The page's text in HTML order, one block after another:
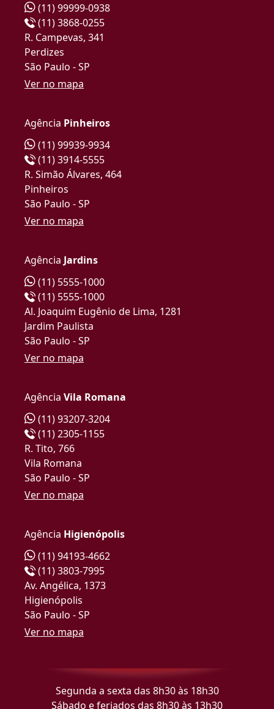
(11) 99999-0938
(11) 3868-0255
R. Campevas, 341
Perdizes
São Paulo - SP
Ver no mapa
Agência Pinheiros
(11) 99939-9934
(11) 3914-5555
R. Simão Álvares, 464
Pinheiros
São Paulo - SP
Ver no mapa
Agência Jardins
(11) 5555-1000
(11) 5555-1000
Al. Joaquim Eugênio de Lima, 1281
Jardim Paulista
São Paulo - SP
Ver no mapa
Agência Vila Romana
(11) 93207-3204
(11) 2305-1155
R. Tito, 766
Vila Romana
São Paulo - SP
Ver no mapa
Agência Higienópolis
(11) 94193-4662
(11) 3803-7995
Av. Angélica, 1373
Higienópolis
São Paulo - SP
Ver no mapa
Segunda a sexta das 8h30 às 18h30
Sábado e feriados das 8h30 às 13h30